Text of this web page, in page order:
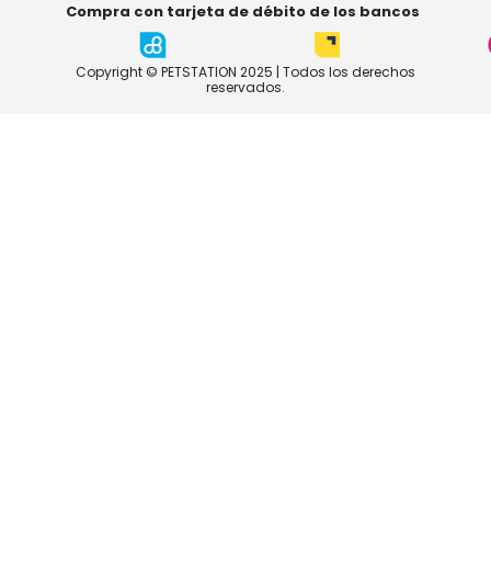
Compra con tarjeta de débito de los bancos
Copyright © PETSTATION 2025 | Todos los derechos
reservados.